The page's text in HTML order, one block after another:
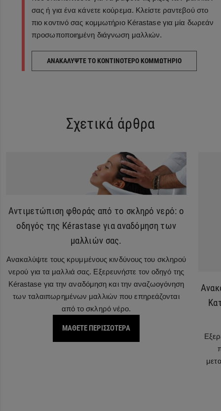
σας ή για ένα κάνετε κούρεμα. Κλείστε ραντεβού στο
πιο κοντινό σας κομμωτήριο Kérastase για μία δωρεάν
προσωποποιημένη διάγνωση μαλλιών.
ΑΝΑΚΑΛΥΨΤΕ ΤΟ ΚΟΝΤΙΝΟΤΕΡΟ ΚΟΜΜΩΤΗΡΙΟ
Σχετικά άρθρα
Αντιμετώπιση φθοράς από το σκληρό νερό: ο
οδηγός της Kérastase για αναδόμηση των
μαλλιών σας.
Ανακαλύψτε τους κρυμμένους κινδύνους του σκληρού
νερού για τα μαλλιά σας. Εξερευνήστε τον οδηγό της
Kérastase για την αναδόμηση και την αναζωογόνηση
των ταλαιπωρημένων μαλλιών που επηρεάζονται
από το σκληρό νέρο.
ΜΑΘΕΤΕ ΠΕΡΙΣΣΟΤΕΡΑ